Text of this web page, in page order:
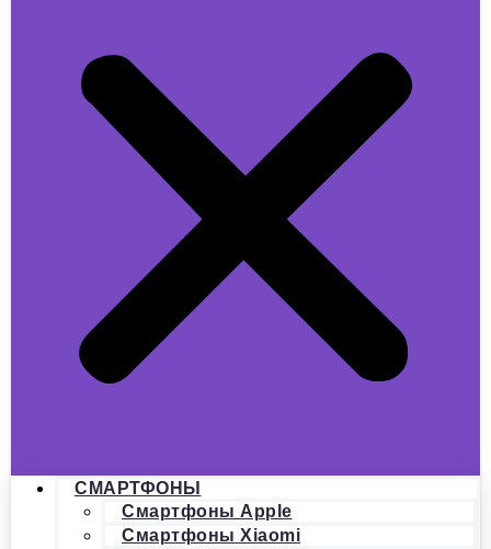
СМАРТФОНЫ
Смартфоны Apple
Смартфоны Xiaomi